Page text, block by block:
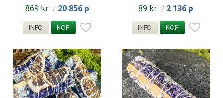
869 kr / 20 856 p
INFO KÖP
89 kr / 2 136 p
INFO KÖP